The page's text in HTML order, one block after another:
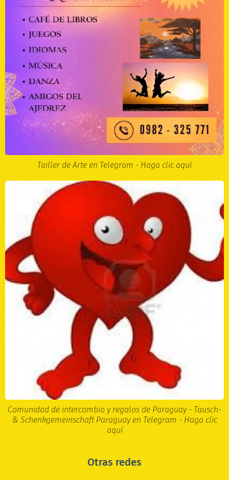
Tailler de Arte en Telegram - Haga clic aquí
Comunidad de intercambio y regalos de Paraguay - Tausch-
& Schenkgemeinschaft Paraguay en Telegram - Haga clic
aquí
Otras redes